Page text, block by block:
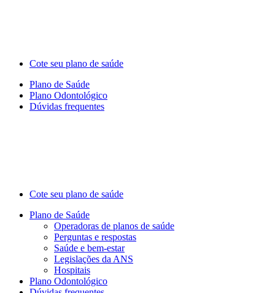
Cote seu plano de saúde
Plano de Saúde
Plano Odontológico
Dúvidas frequentes
Cote seu plano de saúde
Plano de Saúde
Operadoras de planos de saúde
Perguntas e respostas
Saúde e bem-estar
Legislações da ANS
Hospitais
Plano Odontológico